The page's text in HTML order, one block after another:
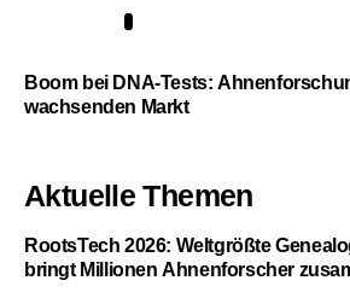
Boom bei DNA-Tests:
wachsenden Markt
Aktuelle Themen
RootsTech 2026: Weltgrößte
bringt Millionen Ahnenforscher